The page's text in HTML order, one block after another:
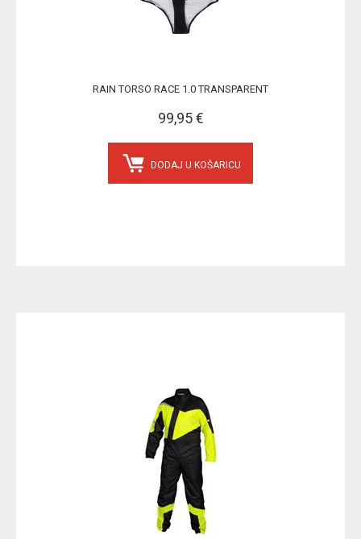
RAIN TORSO RACE 1.0 TRANSPARENT
99,95 €
DODAJ U KOŠARICU